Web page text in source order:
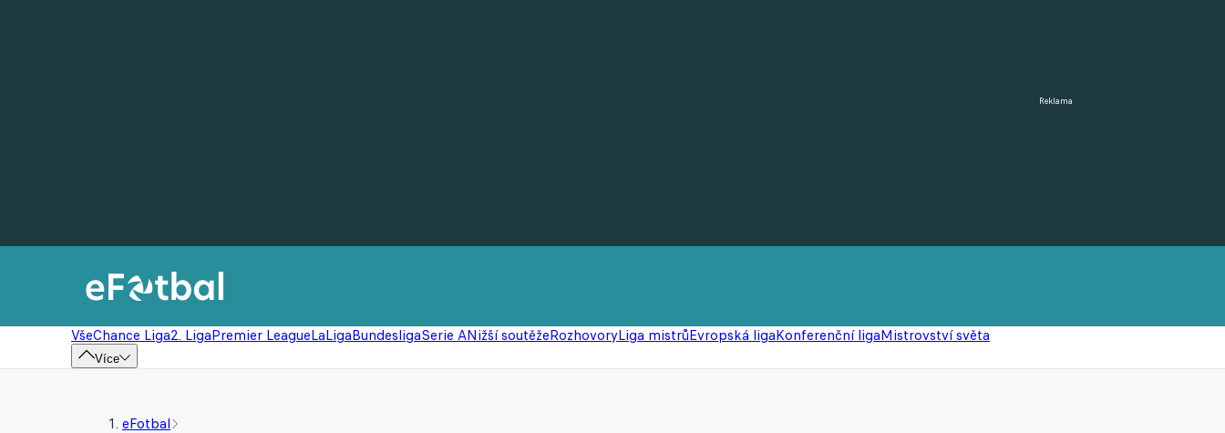
Reklama
VšeChance Liga2. LigaPremier LeagueLaLigaBundesligaSerie ANižší soutěžeRozhovoryLiga mistrůEvropská ligaKonferenční ligaMistrovství světa
Více
eFotbal